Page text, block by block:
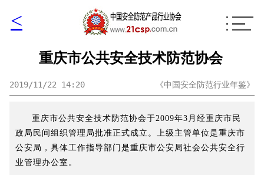
<
重庆市公共安全技术防范协会
2019/11/22 14:20 《中国安全防范行业年鉴》
重庆市公共安全技术防范协会于2009年3月经重庆市民
政局民间组织管理局批准正式成立。上级主管单位是重庆市
公安局，具体工作指导部门是重庆市公安局社会公共安全行
业管理办公室。